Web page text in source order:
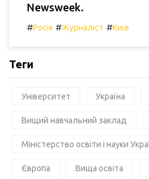
Newsweek.
#Росія #Журналіст #Київ
Теги
Університет Україна
Вищий навчальний заклад
Міністерство освіти і науки
Європа Вища освіта